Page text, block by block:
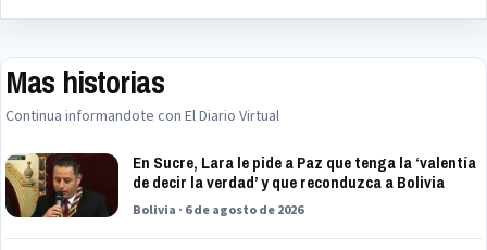
Mas historias
Continua informandote con El Diario Virtual
En Sucre, Lara le pide a Paz que tenga la ‘valentía
de decir la verdad’ y que reconduzca a Bolivia
Bolivia · 6 de agosto de 2026